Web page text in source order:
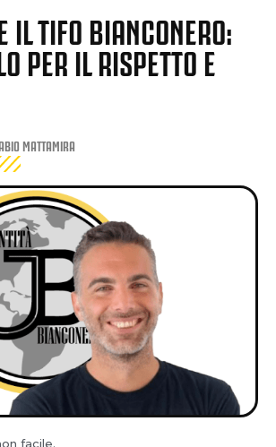
IL TIFO BIANCONERO:
PER IL RISPETTO E
MATTAMIRA
facile.